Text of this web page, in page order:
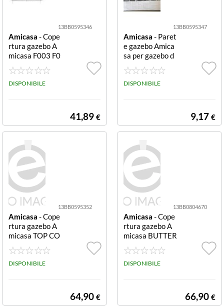
13BB0595346
Amicasa - Cope
rtura gazebo A
micasa F003 F0
03
DISPONIBILE
41,89 €
13BB0595347
Amicasa - Paret
e gazebo Amica
sa per gazebo d
a 3 m per gazeb
o da 3 m
DISPONIBILE
9,17 €
13BB0595352
Amicasa - Cope
rtura gazebo A
micasa TOP CO
VER Ecrù
DISPONIBILE
64,90 €
13BB0804670
Amicasa - Cope
rtura gazebo A
micasa BUTTER
FLY
DISPONIBILE
66,90 €